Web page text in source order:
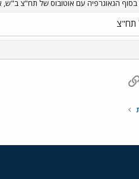
אלקטרוני